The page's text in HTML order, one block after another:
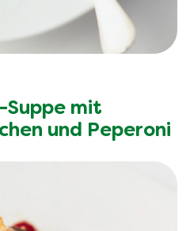
Suppe mit
und Peperoni